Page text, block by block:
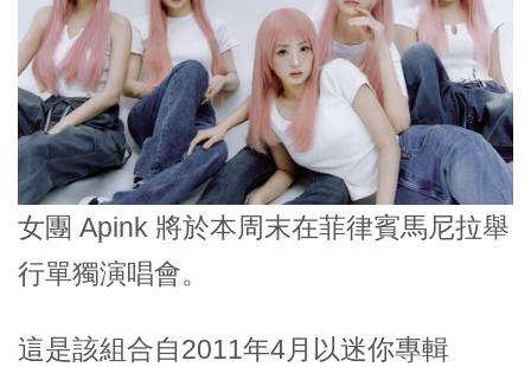
女團 Apink 將於本周末在菲律賓馬尼拉舉
行單獨演唱會。
這是該組合自2011年4月以迷你專輯